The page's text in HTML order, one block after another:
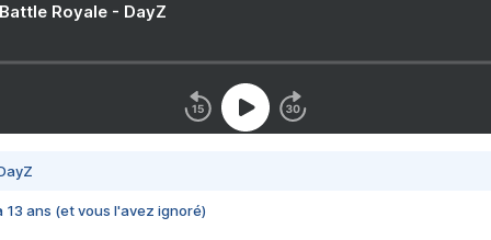
Royale - DayZ
13 ans (et vous l'avez ignoré)